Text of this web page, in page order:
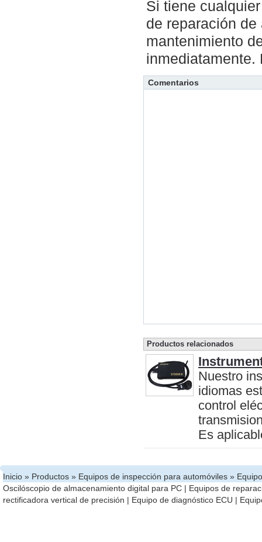
Si tiene
de reparación
mantenimiento
inmediatamente.
Comentarios
Productos relacionados
Nuestro
idiomas
control
Es
Inicio » Productos » Equipos de inspección para automóviles »
Oscilóscopio de almacenamiento digital para PC | Equipos de
rectificadora vertical de precisión | Equipo de diagnóstico ECU |